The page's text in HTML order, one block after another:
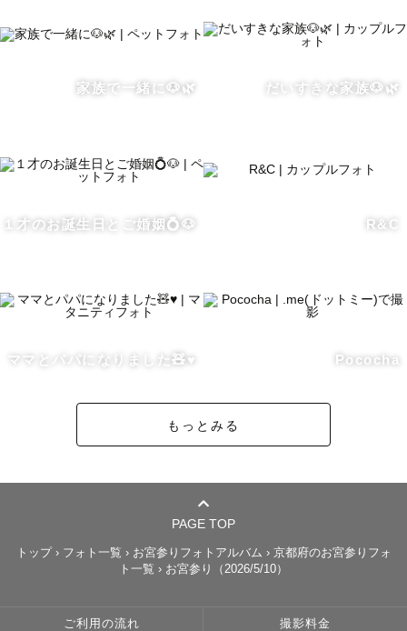
動物が大好きで🐶🦔🐹🦔と暮らしています🐾
中学時代、幼馴染に誘われて入部した写真部で市の小さな
📸
大学では色々な作品に触れて沢山の作家、カメラマンの作
ることが得意です！一緒に素敵な時間を切り取りましょう
おひとり撮影や、ペットちゃん、カップル、お宮参りでの
撮影を中心に活動しています🐶その他もご相談ください！
他とは少し違う世界観のある撮影がしてみたい！！という
家族で一緒に🐶🌿 だいすきな家族🐶🌿
１才のお誕生日とご婚姻💍🐶 R&C
ママとパパになりました🧸♥️ Pococha
もっとみる
PAGE TOP
トップ› フォト一覧 › お宮参りフォトアルバム › 京都府のお宮参りフォ
ト一覧 › お宮参り（2026/5/10）
ご利用の流れ 撮影料金